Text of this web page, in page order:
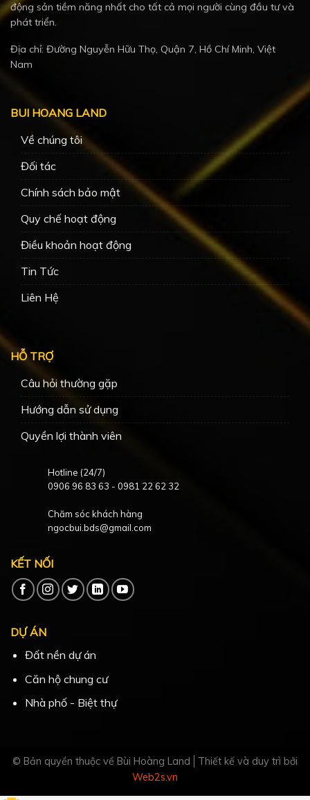
động sản tiềm năng nhất cho tất cả mọi người cùng đầu tư và
phát triển.
Địa chỉ: Đường Nguyễn Hữu Thọ, Quận 7, Hồ Chí Minh, Việt
Nam
BUI HOANG LAND
Về chúng tôi
Đối tác
Chính sách bảo mật
Quy chế hoạt động
Điều khoản hoạt động
Tin Tức
Liên Hệ
HỖ TRỢ
Câu hỏi thường gặp
Hướng dẫn sử dụng
Quyền lợi thành viên
Hotline (24/7)
0906 96 83 63 - 0981 22 62 32
Chăm sóc khách hàng
ngocbui.bds@gmail.com
KẾT NỐI
DỰ ÁN
Đất nền dự án
Căn hộ chung cư
Nhà phố - Biệt thự
© Bản quyền thuộc về Bùi Hoàng Land
Thiết kế và duy trì bởi
Web2s.vn